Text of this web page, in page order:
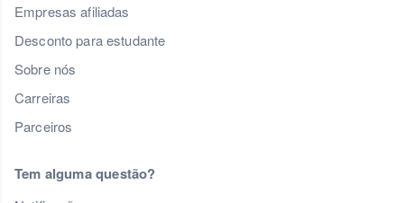
Empresas afiliadas
Desconto para estudante
Sobre nós
Carreiras
Parceiros
Tem alguma questão?